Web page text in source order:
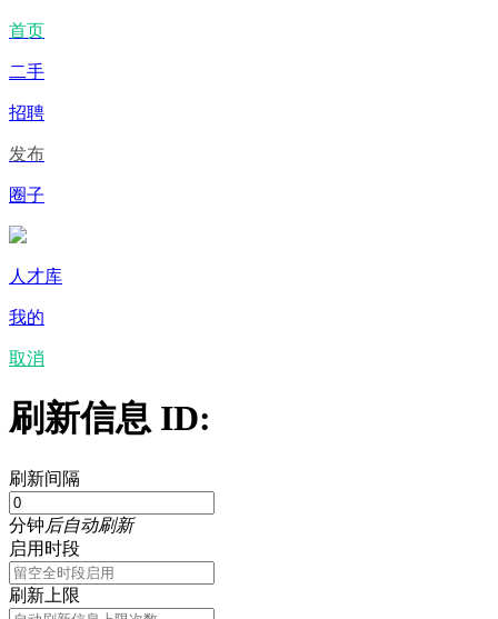
首页
二手
招聘
发布
圈子
人才库
我的
取消
刷新信息 ID:
刷新间隔
分钟后自动刷新
启用时段
刷新上限